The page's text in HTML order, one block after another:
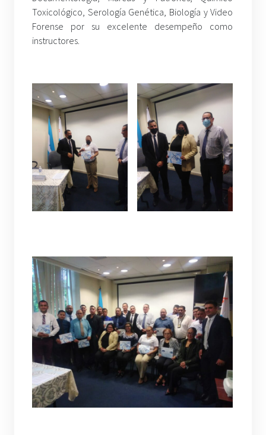
Toxicológico, Serología Genética, Biología y Video
Forense por su excelente desempeño como
instructores.